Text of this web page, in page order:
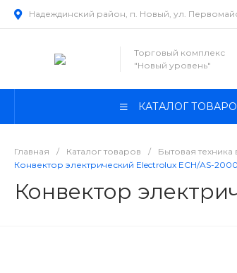
Надеждинский район, п. Новый, ул.
Торговый комплекс
"Новый уровень"
КАТАЛОГ
Главная / Каталог товаров / Бытовая
Конвектор электрический Electrolux ECH/AS-
Конвектор